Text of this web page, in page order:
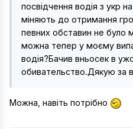
посвідчення водія з укр
міняють до отримання
певних обставин не було
можна тепер у моєму
водія?Бачив вньосек в
обивательство.Дякую за
Можна, навіть потрібно